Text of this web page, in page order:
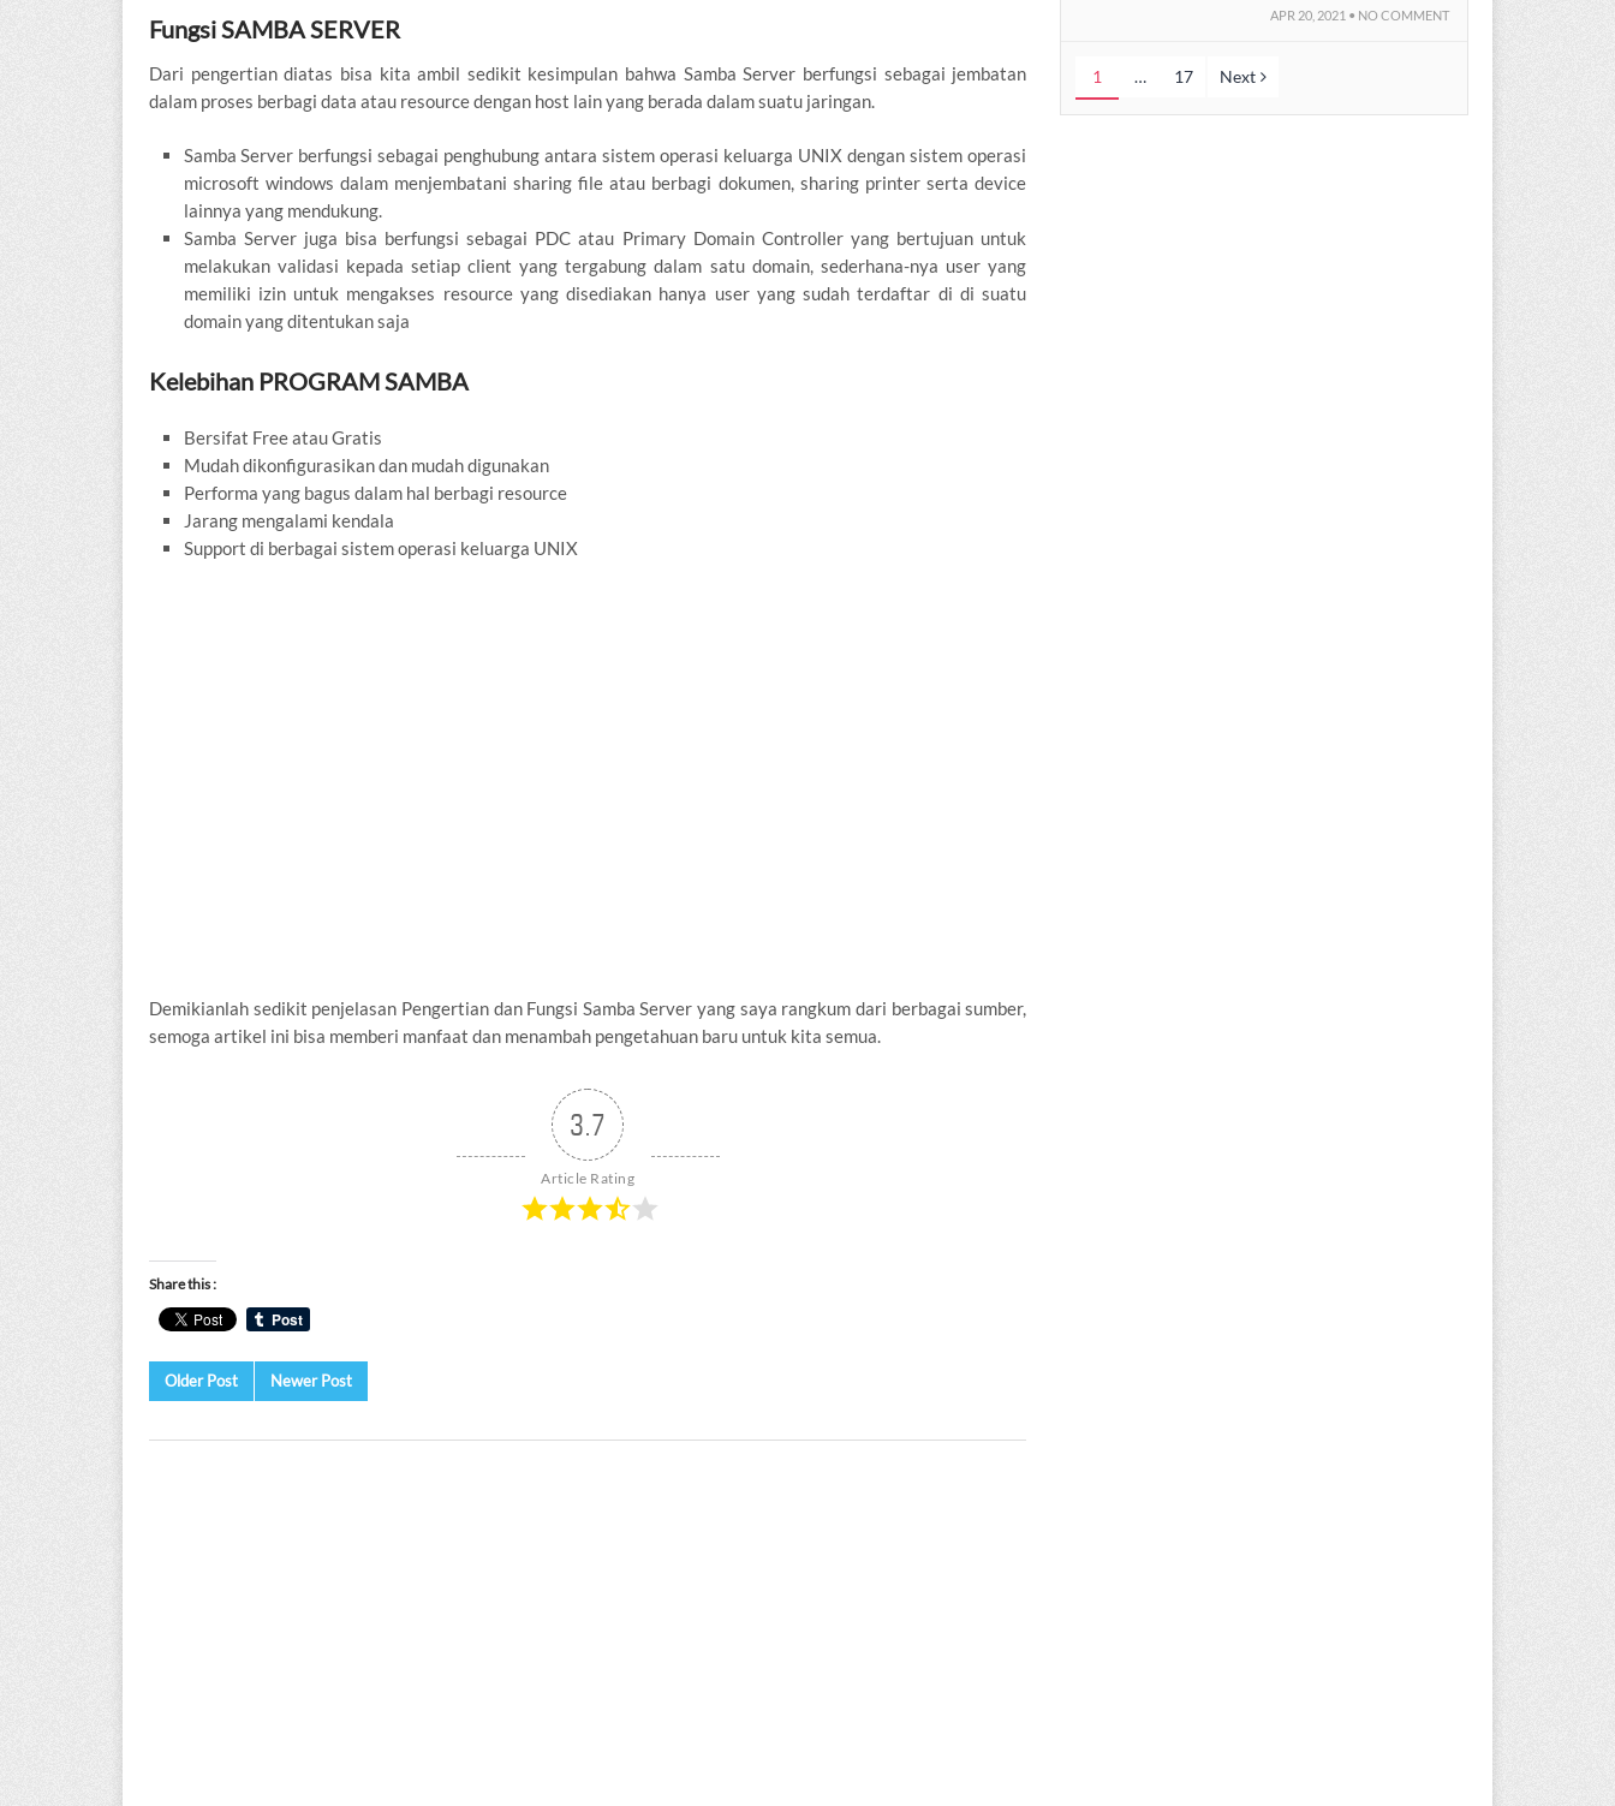
Fungsi SAMBA SERVER
Dari pengertian diatas bisa kita ambil sedikit kesimpulan bahwa Samba Server berfungsi sebagai jembatan
dalam proses berbagi data atau resource dengan host lain yang berada dalam suatu jaringan.
Samba Server berfungsi sebagai penghubung antara sistem operasi keluarga UNIX dengan sistem operasi
microsoft windows dalam menjembatani sharing file atau berbagi dokumen, sharing printer serta device
lainnya yang mendukung.
Samba Server juga bisa berfungsi sebagai PDC atau Primary Domain Controller yang bertujuan untuk
melakukan validasi kepada setiap client yang tergabung dalam satu domain, sederhana-nya user yang
memiliki izin untuk mengakses resource yang disediakan hanya user yang sudah terdaftar di di suatu
domain yang ditentukan saja
Kelebihan PROGRAM SAMBA
Bersifat Free atau Gratis
Mudah dikonfigurasikan dan mudah digunakan
Performa yang bagus dalam hal berbagi resource
Jarang mengalami kendala
Support di berbagai sistem operasi keluarga UNIX
Demikianlah sedikit penjelasan Pengertian dan Fungsi Samba Server yang saya rangkum dari berbagai sumber,
semoga artikel ini bisa memberi manfaat dan menambah pengetahuan baru untuk kita semua.
3.7
Article Rating
Share this :
Older Post Newer Post
APR 20, 2021 • NO COMMENT
1 … 17 Next